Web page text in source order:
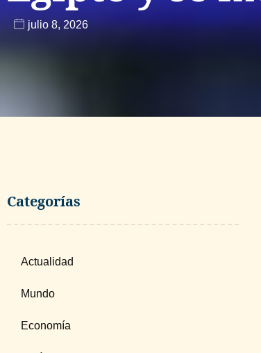
julio 8, 2026
Categorías
Actualidad
Mundo
Economía